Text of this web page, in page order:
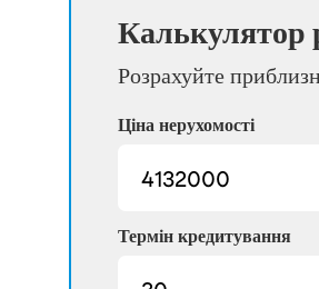
Калькулятор
Розрахуйте
Ціна нерухомості
Термін кредитування